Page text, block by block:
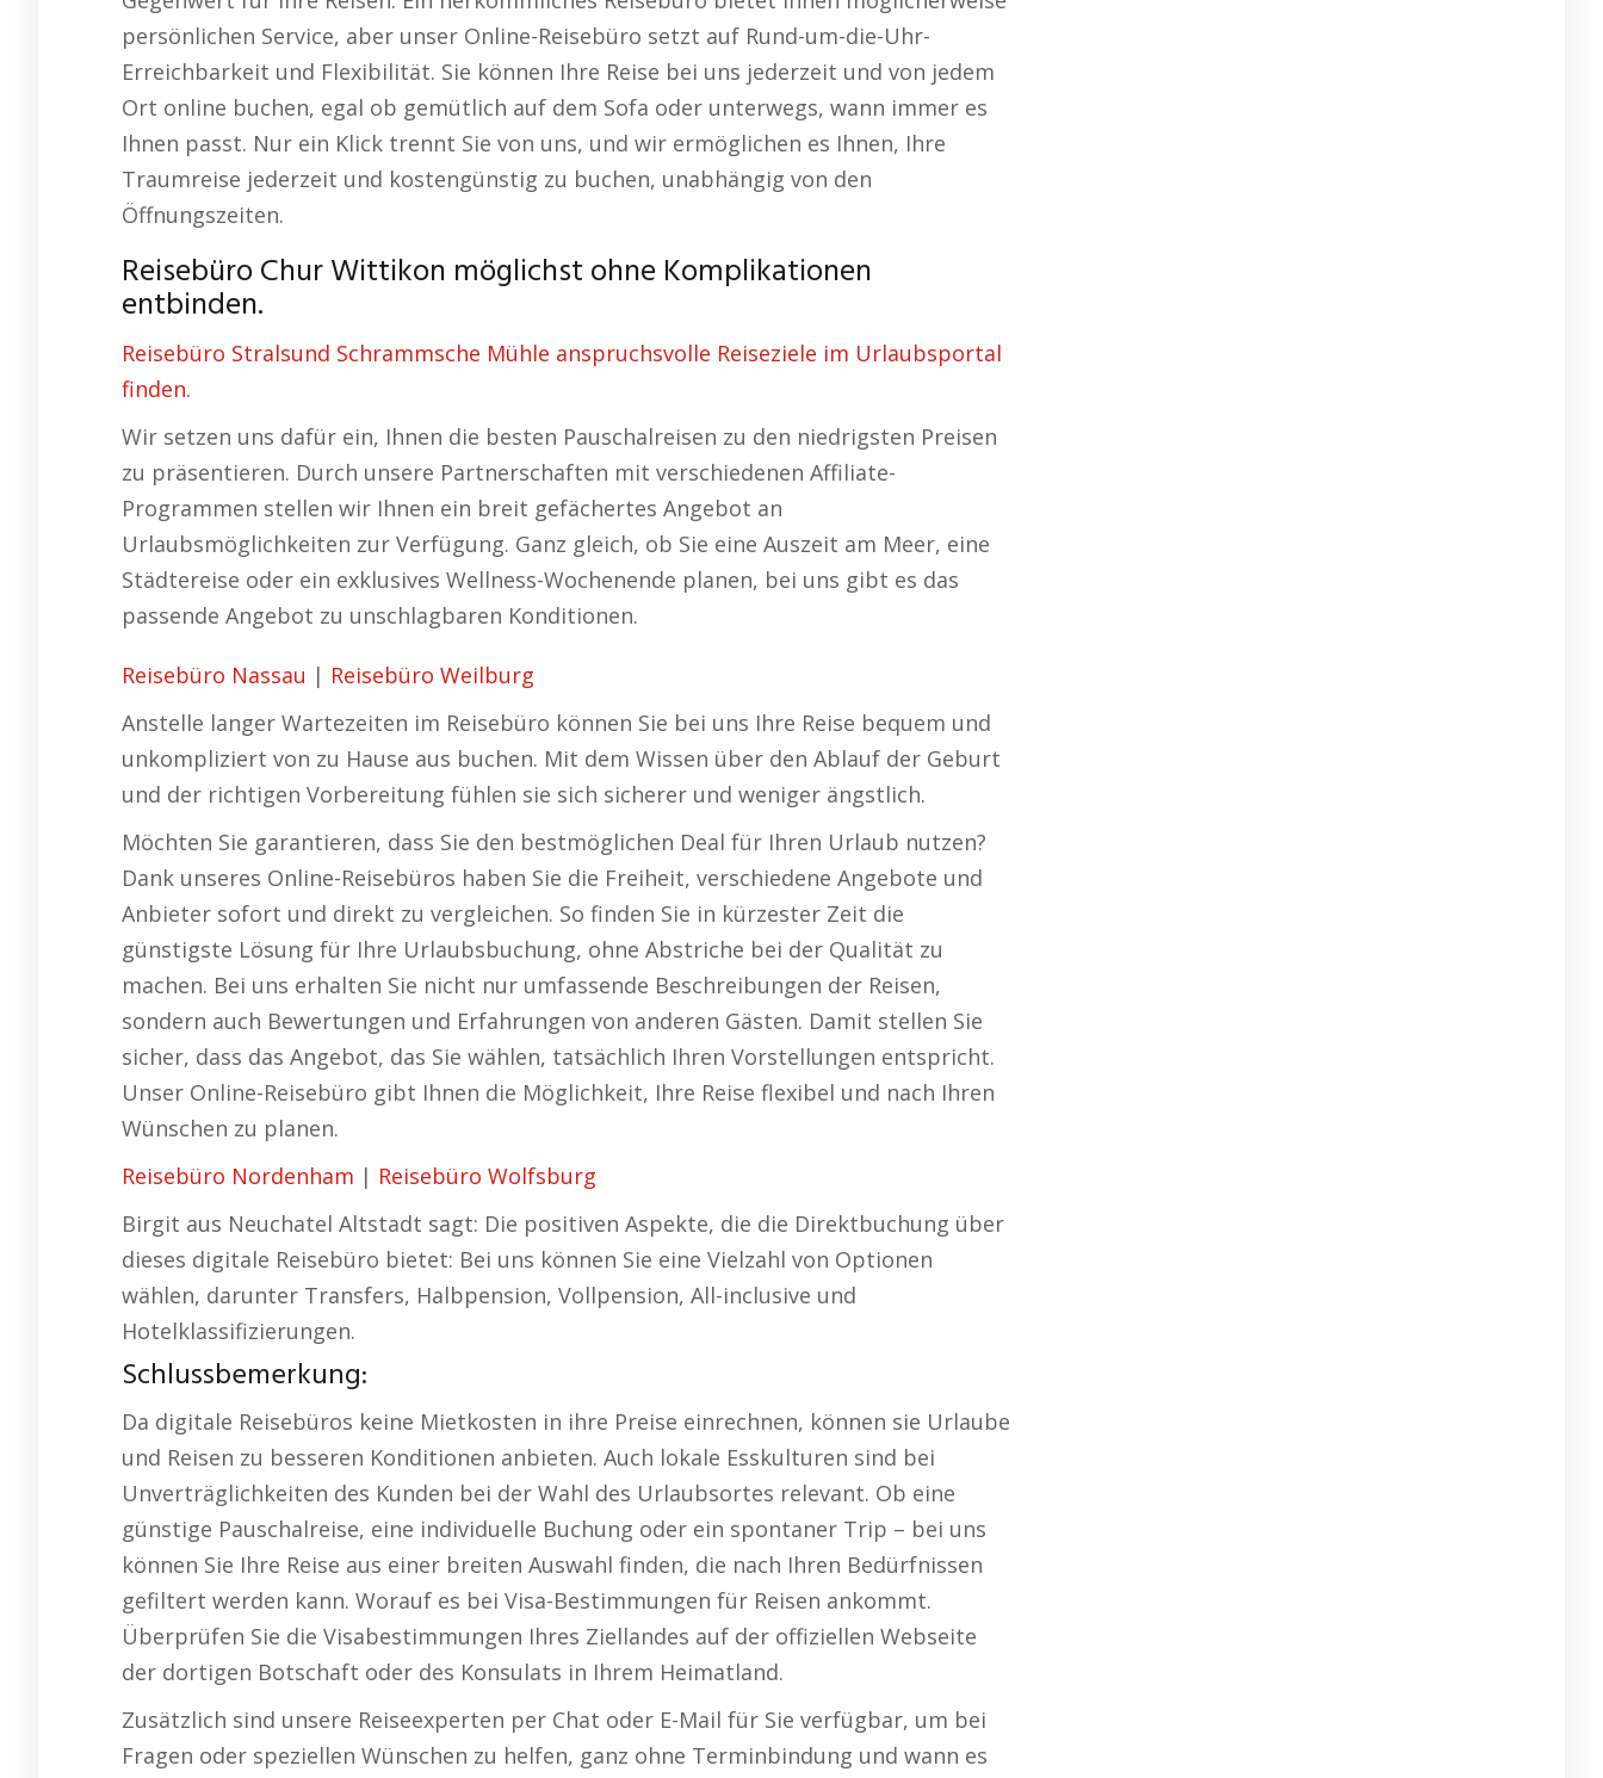
persönlichen Service, aber unser Online-Reisebüro setzt auf Rund-um-die-Uhr-
Erreichbarkeit und Flexibilität. Sie können Ihre Reise bei uns jederzeit und von jedem
Ort online buchen, egal ob gemütlich auf dem Sofa oder unterwegs, wann immer es
Ihnen passt. Nur ein Klick trennt Sie von uns, und wir ermöglichen es Ihnen, Ihre
Traumreise jederzeit und kostengünstig zu buchen, unabhängig von den
Öffnungszeiten.
Reisebüro Chur Wittikon möglichst ohne Komplikationen
entbinden.
Reisebüro Stralsund Schrammsche Mühle anspruchsvolle Reiseziele im Urlaubsportal
finden.
Wir setzen uns dafür ein, Ihnen die besten Pauschalreisen zu den niedrigsten Preisen
zu präsentieren. Durch unsere Partnerschaften mit verschiedenen Affiliate-
Programmen stellen wir Ihnen ein breit gefächertes Angebot an
Urlaubsmöglichkeiten zur Verfügung. Ganz gleich, ob Sie eine Auszeit am Meer, eine
Städtereise oder ein exklusives Wellness-Wochenende planen, bei uns gibt es das
passende Angebot zu unschlagbaren Konditionen.
Reisebüro Nassau | Reisebüro Weilburg
Anstelle langer Wartezeiten im Reisebüro können Sie bei uns Ihre Reise bequem und
unkompliziert von zu Hause aus buchen. Mit dem Wissen über den Ablauf der Geburt
und der richtigen Vorbereitung fühlen sie sich sicherer und weniger ängstlich.
Möchten Sie garantieren, dass Sie den bestmöglichen Deal für Ihren Urlaub nutzen?
Dank unseres Online-Reisebüros haben Sie die Freiheit, verschiedene Angebote und
Anbieter sofort und direkt zu vergleichen. So finden Sie in kürzester Zeit die
günstigste Lösung für Ihre Urlaubsbuchung, ohne Abstriche bei der Qualität zu
machen. Bei uns erhalten Sie nicht nur umfassende Beschreibungen der Reisen,
sondern auch Bewertungen und Erfahrungen von anderen Gästen. Damit stellen Sie
sicher, dass das Angebot, das Sie wählen, tatsächlich Ihren Vorstellungen entspricht.
Unser Online-Reisebüro gibt Ihnen die Möglichkeit, Ihre Reise flexibel und nach Ihren
Wünschen zu planen.
Reisebüro Nordenham | Reisebüro Wolfsburg
Birgit aus Neuchatel Altstadt sagt: Die positiven Aspekte, die die Direktbuchung über
dieses digitale Reisebüro bietet: Bei uns können Sie eine Vielzahl von Optionen
wählen, darunter Transfers, Halbpension, Vollpension, All-inclusive und
Hotelklassifizierungen.
Schlussbemerkung:
Da digitale Reisebüros keine Mietkosten in ihre Preise einrechnen, können sie Urlaube
und Reisen zu besseren Konditionen anbieten. Auch lokale Esskulturen sind bei
Unverträglichkeiten des Kunden bei der Wahl des Urlaubsortes relevant. Ob eine
günstige Pauschalreise, eine individuelle Buchung oder ein spontaner Trip – bei uns
können Sie Ihre Reise aus einer breiten Auswahl finden, die nach Ihren Bedürfnissen
gefiltert werden kann. Worauf es bei Visa-Bestimmungen für Reisen ankommt.
Überprüfen Sie die Visabestimmungen Ihres Ziellandes auf der offiziellen Webseite
der dortigen Botschaft oder des Konsulats in Ihrem Heimatland.
Zusätzlich sind unsere Reiseexperten per Chat oder E-Mail für Sie verfügbar, um bei
Fragen oder speziellen Wünschen zu helfen, ganz ohne Terminbindung und wann es